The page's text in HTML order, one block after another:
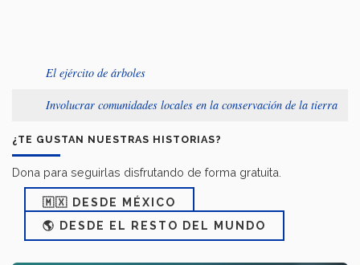
El ejército de árboles
Involucrar comunidades locales en la conservación de la tierra
¿TE GUSTAN NUESTRAS HISTORIAS?
Dona para seguirlas disfrutando de forma gratuita.
🇲🇽 DESDE MÉXICO
🌎 DESDE EL RESTO DEL MUNDO